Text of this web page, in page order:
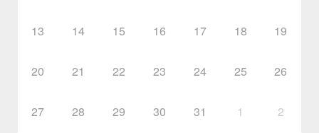
13 14 15 16 17 18 19
20 21 22 23 24 25 26
27 28 29 30 31 1 2